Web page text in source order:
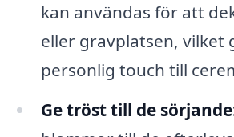
kan användas för att
eller gravplatsen, vilket
personlig touch till
Ge tröst till de